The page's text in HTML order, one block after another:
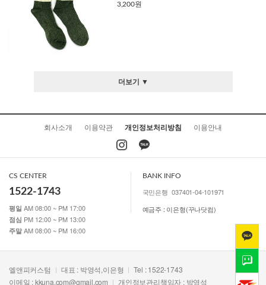
3,200원
더보기 ▼
회사소개 이용약관 개인정보처리방침 이용안내
CS CENTER
1522-1743
평일 AM 08:00 ~ PM 17:00
점심 PM 12:00 ~ PM 13:00
주말 AM 08:00 ~ PM 16:00
BANK INFO
국민은행 037401-04-101971
예금주 : 이은형(꾸나닷컴)
엘앤피커스텀 대표 : 박영석,이은형
Tel : 1522-1743
이메일 :kkuna.com@gmail.com 개인정보관리책임자 : 박영석